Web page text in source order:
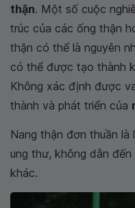
thận. Một số cuộc
trúc của các ống thận
thận có thể là nguyên
có thể được tạo thành
Không xác định được
thành và phát triển của
Nang thận đơn thuần là
ung thư, không dẫn đến
khác.